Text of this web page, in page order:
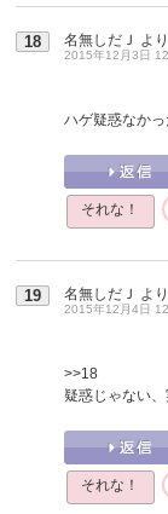
18 名無しだＪ より
2015年12月3日
ハゲ疑惑なかっ
それな！
19 名無しだＪ より
2015年12月4日
>>18
疑惑じゃない
それな！